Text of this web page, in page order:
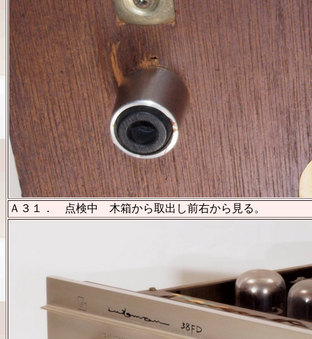
Ａ３１． 点検中 木箱から取出し前右から見る。